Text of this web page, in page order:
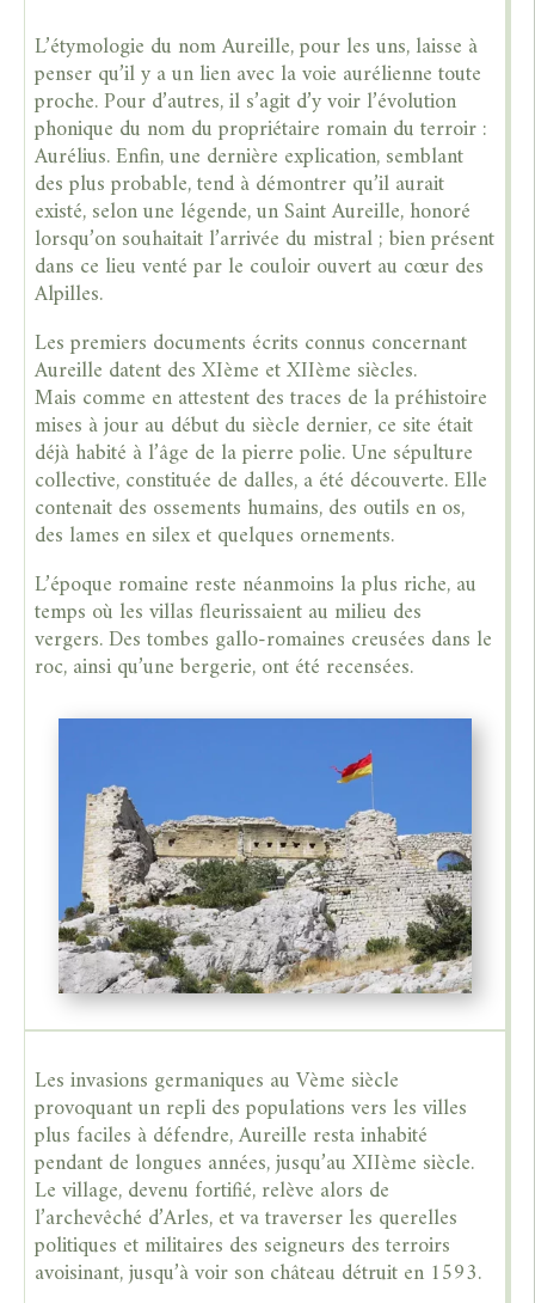
L’étymologie du nom Aureille, pour les uns, laisse à
penser qu’il y a un lien avec la voie aurélienne toute
proche. Pour d’autres, il s’agit d’y voir l’évolution
phonique du nom du propriétaire romain du terroir :
Aurélius. Enfin, une dernière explication, semblant
des plus probable, tend à démontrer qu’il aurait
existé, selon une légende, un Saint Aureille, honoré
lorsqu’on souhaitait l’arrivée du mistral ; bien présent
dans ce lieu venté par le couloir ouvert au cœur des
Alpilles.
Les premiers documents écrits connus concernant
Aureille datent des XIème et XIIème siècles.
Mais comme en attestent des traces de la préhistoire
mises à jour au début du siècle dernier, ce site était
déjà habité à l’âge de la pierre polie. Une sépulture
collective, constituée de dalles, a été découverte. Elle
contenait des ossements humains, des outils en os,
des lames en silex et quelques ornements.
L’époque romaine reste néanmoins la plus riche, au
temps où les villas fleurissaient au milieu des
vergers. Des tombes gallo-romaines creusées dans le
roc, ainsi qu’une bergerie, ont été recensées.
Les invasions germaniques au Vème siècle
provoquant un repli des populations vers les villes
plus faciles à défendre, Aureille resta inhabité
pendant de longues années, jusqu’au XIIème siècle.
Le village, devenu fortifié, relève alors de
l’archevêché d’Arles, et va traverser les querelles
politiques et militaires des seigneurs des terroirs
avoisinant, jusqu’à voir son château détruit en 1593.